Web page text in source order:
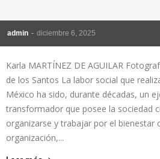
admin - diciembre 6, 2025
Karla MARTÍNEZ DE AGUILAR
de los Santos La labor social que
México ha sido, durante décadas, un
transformador que posee la sociedad
organizarse y trabajar por el bienestar
organización,...